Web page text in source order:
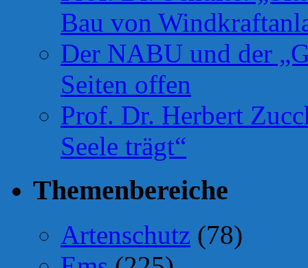
Bau von
Der NABU und der
Seiten offen
Prof. Dr. Herbert
Seele trägt“
Themenbereiche
Artenschutz (78)